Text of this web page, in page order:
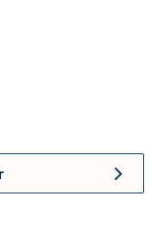
för civilt